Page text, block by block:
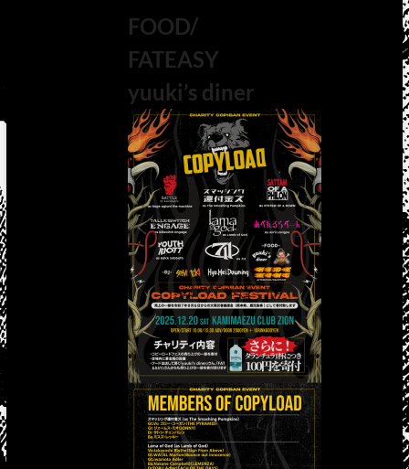
FOOD/
FATEASY
yuuki’s diner